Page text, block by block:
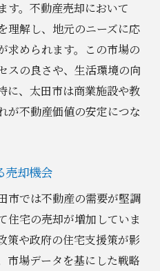
す。不動産売却において
理解し、地元のニーズに応
求められます。この市場の
スの良さや、生活環境の向
に、太田市は商業施設や教
が不動産価値の安定につな
売却機会
市では不動産の需要が堅調
住宅の売却が増加していま
策や政府の住宅支援策が影
市場データを基にした戦略